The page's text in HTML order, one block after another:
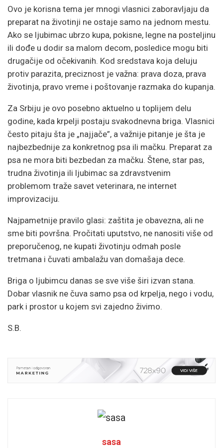
Ovo je korisna tema jer mnogi vlasnici zaboravljaju da
preparat na životinji ne ostaje samo na jednom mestu.
Ako se ljubimac ubrzo kupa, pokisne, legne na posteljinu
ili dođe u dodir sa malom decom, posledice mogu biti
drugačije od očekivanih. Kod sredstava koja deluju
protiv parazita, preciznost je važna: prava doza, prava
životinja, pravo vreme i poštovanje razmaka do kupanja.
Za Srbiju je ovo posebno aktuelno u toplijem delu
godine, kada krpelji postaju svakodnevna briga. Vlasnici
često pitaju šta je „najjače”, a važnije pitanje je šta je
najbezbednije za konkretnog psa ili mačku. Preparat za
psa ne mora biti bezbedan za mačku. Štene, star pas,
trudna životinja ili ljubimac sa zdravstvenim
problemom traže savet veterinara, ne internet
improvizaciju.
Najpametnije pravilo glasi: zaštita je obavezna, ali ne
sme biti površna. Pročitati uputstvo, ne nanositi više od
preporučenog, ne kupati životinju odmah posle
tretmana i čuvati ambalažu van domašaja dece.
Briga o ljubimcu danas se sve više širi izvan stana.
Dobar vlasnik ne čuva samo psa od krpelja, nego i vodu,
park i prostor u kojem svi zajedno živimo.
S.B.
sasa